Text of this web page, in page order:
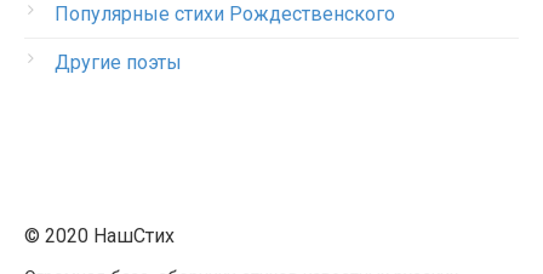
Популярные стихи Рождественского
Другие поэты
© 2020 НашСтих